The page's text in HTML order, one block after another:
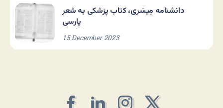
دانشنامه مِیسَری، کتاب پزشکی به شعر
پارسی
15 December 2023